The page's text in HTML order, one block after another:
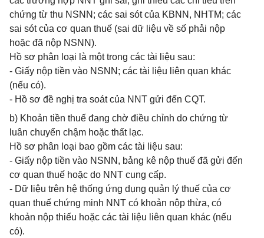
chứng từ thu NSNN; các sai sót của KBNN, NHTM; các
sai sót của cơ quan thuế (sai dữ liệu về số phải nộp
hoặc đã nộp NSNN).
Hồ sơ phân loại là một trong các tài liệu sau:
- Giấy nộp tiền vào NSNN; các tài liệu liên quan khác
(nếu có).
- Hồ sơ đề nghị tra soát của NNT gửi đến CQT.
b) Khoản tiền thuế đang chờ điều chỉnh do chứng từ
luân chuyển chậm hoặc thất lạc.
Hồ sơ phân loại bao gồm các tài liệu sau:
- Giấy nộp tiền vào NSNN, bảng kê nộp thuế đã gửi đến
cơ quan thuế hoặc do NNT cung cấp.
- Dữ liệu trên hệ thống ứng dụng quản lý thuế của cơ
quan thuế chứng minh NNT có khoản nộp thừa, có
khoản nộp thiếu hoặc các tài liệu liên quan khác (nếu
có).